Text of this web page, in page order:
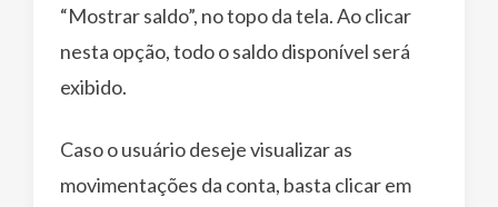
“Mostrar saldo”, no topo da tela. Ao clicar
nesta opção, todo o saldo disponível será
exibido.
Caso o usuário deseje visualizar as
movimentações da conta, basta clicar em